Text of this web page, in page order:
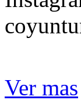
Ver mas